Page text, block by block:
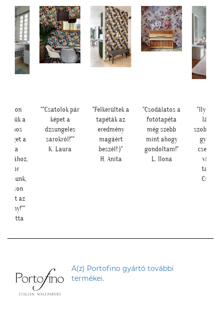
a
a
tapéta
nagyon
lett az
Brigitta
""Csatolok pár
képet a
dzsungeles
sarokról!""
K. Laura
"Felkerültek a
tapéták az
eredmény
magáért
beszél!:)"
H. Anita
"Csodálatos a
fotótapéta
még szebb
mint ahogy
gondoltam!"
L. Ilona
"Ilyen
Cs.
A(z) Portofino gyártó további
termékei.